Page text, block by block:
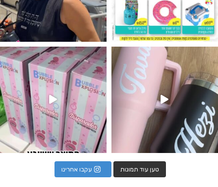
מטף לגילוי מין העובר חזר למלא
טען עוד תמונות עקבו אחרינו